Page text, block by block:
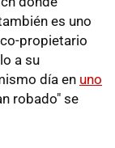
es uno
propietario
a su
día en uno
robado"se